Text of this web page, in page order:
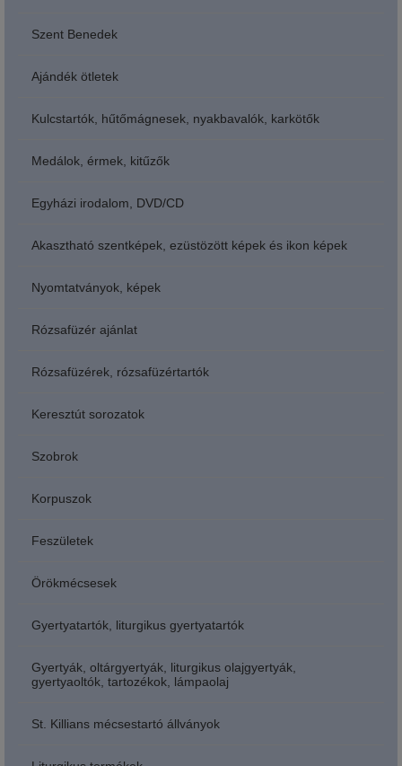
Szent Benedek
Ajándék ötletek
Kulcstartók, hűtőmágnesek, nyakbavalók, karkötők
Medálok, érmek, kitűzők
Egyházi irodalom, DVD/CD
Akasztható szentképek, ezüstözött képek és ikon képek
Nyomtatványok, képek
Rózsafüzér ajánlat
Rózsafüzérek, rózsafüzértartók
Keresztút sorozatok
Szobrok
Korpuszok
Feszületek
Örökmécsesek
Gyertyatartók, liturgikus gyertyatartók
Gyertyák, oltárgyertyák, liturgikus olajgyertyák,
gyertyaoltók, tartozékok, lámpaolaj
St. Killians mécsestartó állványok